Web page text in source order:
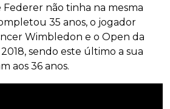
não tinha na mesma
35 anos, o jogador
Wimbledon e o Open da
sendo este último a sua
aos 36 anos.